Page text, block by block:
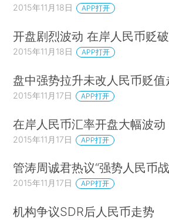
2015年11月18日 APP打开
开盘剧烈波动 在岸人民币贬
2015年11月18日 APP打开
盘中强势拉升未改人民币贬值
2015年11月17日 APP打开
在岸人民币汇率开盘大幅波动
2015年11月17日 APP打开
管涛周诚君热议“强势人民币
2015年11月17日 APP打开
机构争议SDR后人民币走势